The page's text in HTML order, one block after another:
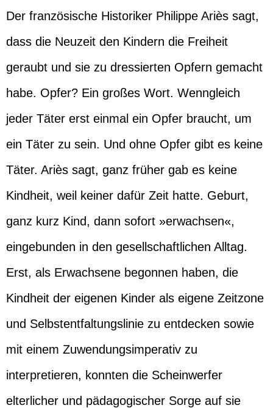
Der französische Historiker Philippe Ariès sagt,
dass die Neuzeit den Kindern die Freiheit
geraubt und sie zu dressierten Opfern gemacht
habe. Opfer? Ein großes Wort. Wenngleich
jeder Täter erst einmal ein Opfer braucht, um
ein Täter zu sein. Und ohne Opfer gibt es keine
Täter. Ariès sagt, ganz früher gab es keine
Kindheit, weil keiner dafür Zeit hatte. Geburt,
ganz kurz Kind, dann sofort »erwachsen«,
eingebunden in den gesellschaftlichen Alltag.
Erst, als Erwachsene begonnen haben, die
Kindheit der eigenen Kinder als eigene Zeitzone
und Selbstentfaltungslinie zu entdecken sowie
mit einem Zuwendungsimperativ zu
interpretieren, konnten die Scheinwerfer
elterlicher und pädagogischer Sorge auf sie